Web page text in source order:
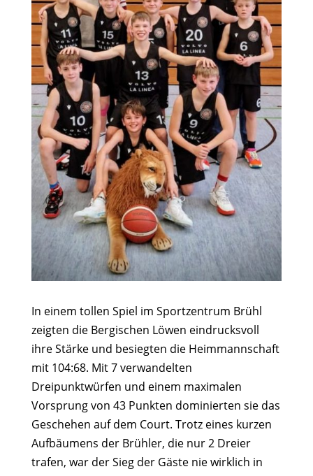
In einem tollen Spiel im Sportzentrum Brühl
zeigten die Bergischen Löwen eindrucksvoll
ihre Stärke und besiegten die Heimmannschaft
mit 104:68. Mit 7 verwandelten
Dreipunktwürfen und einem maximalen
Vorsprung von 43 Punkten dominierten sie das
Geschehen auf dem Court. Trotz eines kurzen
Aufbäumens der Brühler, die nur 2 Dreier
trafen, war der Sieg der Gäste nie wirklich in